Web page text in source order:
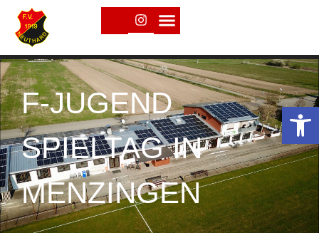
Open toolbar
F-JUGEND
SPIELTAG IN
MENZINGEN